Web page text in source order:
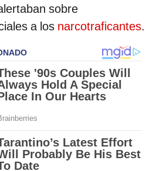
sobre
a los narcotraficantes.